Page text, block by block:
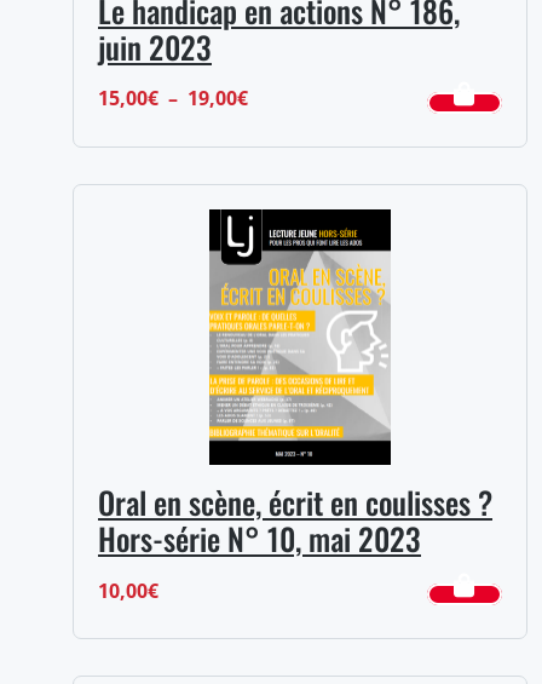
Le handicap en actions N° 186,
juin 2023
15,00€ – 19,00€Plage
15,00€
à
19,00€
Oral en scène, écrit en coulisses ?
Hors-série N° 10, mai 2023
10,00€